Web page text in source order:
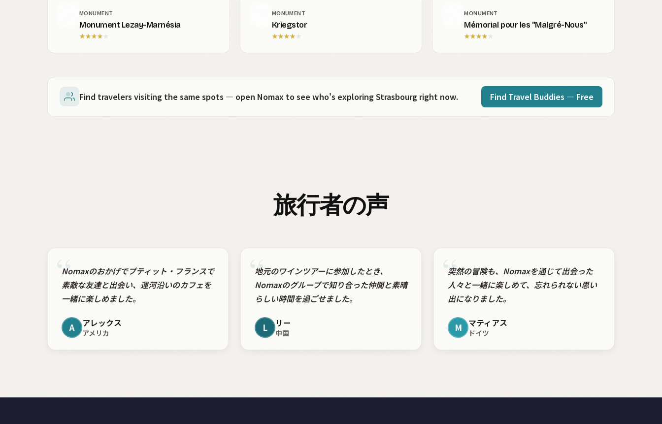
MONUMENT
Monument Lezay-Marnésia
★★★★ ★
MONUMENT
Kriegstor
★★★★★
MONUMENT
Mémorial pour les "Malgré-Nous"
★★★★ ★
Find travelers visiting the same spots — open Nomax to see who's exploring Strasbourg right now. Find Travel Buddies — Free
旅行者の声
“
Nomaxのおかげでプティット・フランスで
素敵な友達と出会い、運河沿いのカフェを
一緒に楽しめました。
A アレックス
アメリカ
“
地元のワインツアーに参加したとき、
Nomaxのグループで知り合った仲間と素晴
らしい時間を過ごせました。
L リー
中国
“
突然の冒険も、Nomaxを通じて出会った
人々と一緒に楽しめて、忘れられない思い
出になりました。
M マティアス
ドイツ